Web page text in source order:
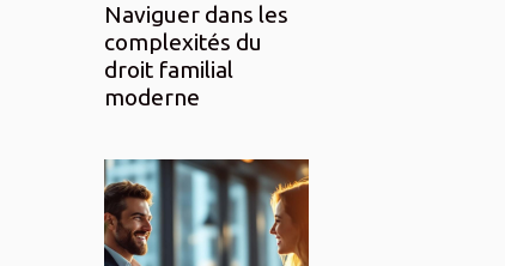
Naviguer dans les
complexités du
droit familial
moderne